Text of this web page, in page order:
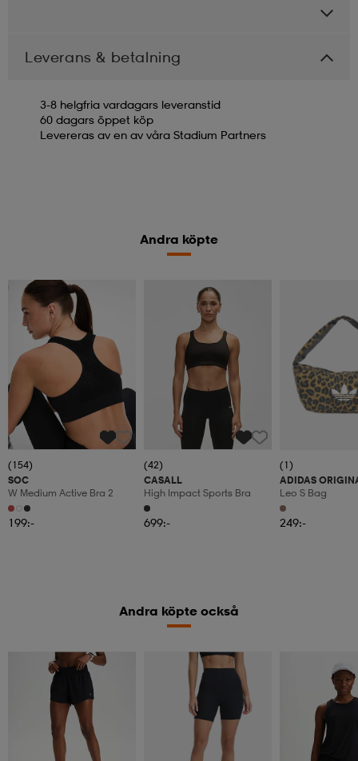
Leverans & betalning
3-8 helgfria vardagars leveranstid
60 dagars öppet köp
Levereras av en av våra Stadium Partners
Andra köpte
Kolla priset
(154)
SOC
W Medium Active Bra 2
199:-
(42)
CASALL
High Impact Sports Bra
699:-
(1)
ADIDAS
Leo S Bag
249:-
Andra köpte också